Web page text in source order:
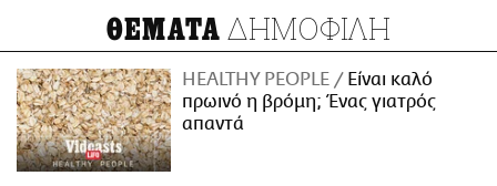
ΘΕΜΑΤΑ ΔΗΜΟΦΙΛΗ
HEALTHY PEOPLE
Είναι καλό
πρωινό η βρόμη; Ένας γιατρός
απαντά